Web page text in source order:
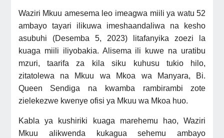
Waziri Mkuu amesema leo imeagwa miili ya watu 52
ambayo tayari ilikuwa imeshaandaliwa na kesho
asubuhi (Desemba 5, 2023) litafanyika zoezi la
kuaga miili iliyobakia. Alisema ili kuwe na uratibu
mzuri, taarifa za kila siku kuhusu tukio hilo,
zitatolewa na Mkuu wa Mkoa wa Manyara, Bi.
Queen Sendiga na kwamba rambirambi zote
zielekezwe kwenye ofisi ya Mkuu wa Mkoa huo.
Kabla ya kushiriki kuaga marehemu hao, Waziri
Mkuu alikwenda kukagua sehemu ambayo